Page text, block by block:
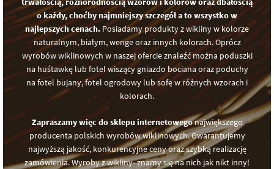
o każdy, choćby najmniejszy szczegół a to wszystko w
najlepszych cenach. Posiadamy produkty z wikliny w kolorze
naturalnym, białym, wenge oraz innych kolorach. Oprócz
wyrobów wiklinowych w naszej ofercie znaleźć można poduszki
na huśtawkę lub fotel wiszący gniazdo bociana oraz poduchy
na fotel bujany, fotel ogrodowy lub sofę w różnych wzorach i
kolorach.
Zapraszamy więc do sklepu internetowegonajwiększego
producenta polskich wyrobów wiklinowych. Gwarantujemy
najwyższą jakość, konkurencyjne ceny oraz szybką realizację
zamówienia. Wyroby z wikliny- znamy się na nich jak nikt inny!